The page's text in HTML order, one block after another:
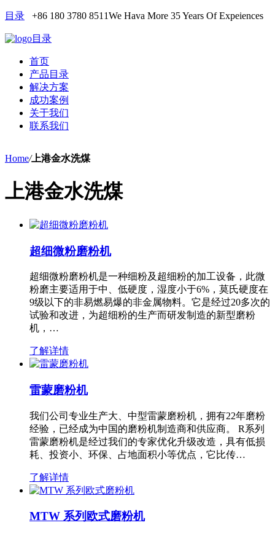
目录 +86 180 3780 8511We Hava More 35 Years Of Expeiences
目录
首页
产品目录
解决方案
成功案例
关于我们
联系我们
Home/上港金水洗煤
上港金水洗煤
超细微粉磨粉机
超细微粉磨粉机是一种细粉及超细粉的加工设备，此微
粉磨主要适用于中、低硬度，湿度小于6%，莫氏硬度在
9级以下的非易燃易爆的非金属物料。它是经过20多次的
试验和改进，为超细粉的生产而研发制造的新型磨粉
机，…
了解详情
雷蒙磨粉机
我们公司专业生产大、中型雷蒙磨粉机，拥有22年磨粉
经验，已经成为中国的磨粉机制造商和供应商。 R系列
雷蒙磨粉机是经过我们的专家优化升级改造，具有低损
耗、投资小、环保、占地面积小等优点，它比传…
了解详情
MTW 系列欧式磨粉机